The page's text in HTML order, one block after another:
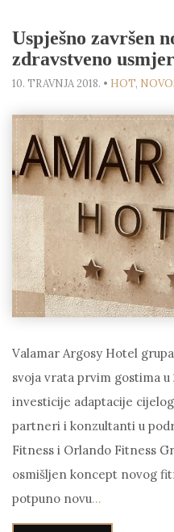
Uspješno završen
zdravstveno
10. TRAVNJA 2018. • HOT,
Valamar Argosy Hotel
svoja vrata prvim gostima u
investicije adaptacije
partneri i konzultanti u
Fitness i Orlando Fitness
osmišljen koncept novog
potpuno novu…